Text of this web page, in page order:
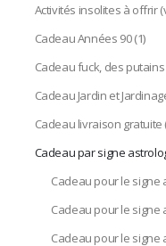
Activités insolites à offrir
Cadeau Années 90(1)
Cadeau fuck, des
Cadeau Jardin et
Cadeau livraison gratuite
Cadeau par signe
Cadeau pour le signe
Cadeau pour le signe
Cadeau pour le